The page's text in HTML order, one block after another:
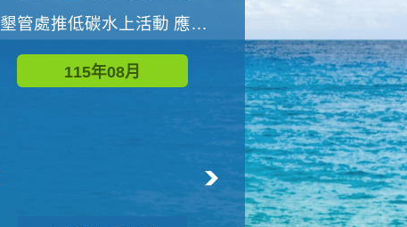
墾管處推低碳水上活動 應屆畢業生限額免費參加
115年08月
115年09月